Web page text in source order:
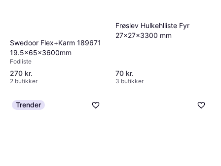
Swedoor Flex+Karm 189671
19.5x65x3600mm
Fodliste
270 kr.
2 butikker
Frøslev Hulkehlliste Fyr
27x27x3300 mm
70 kr.
3 butikker
Trender